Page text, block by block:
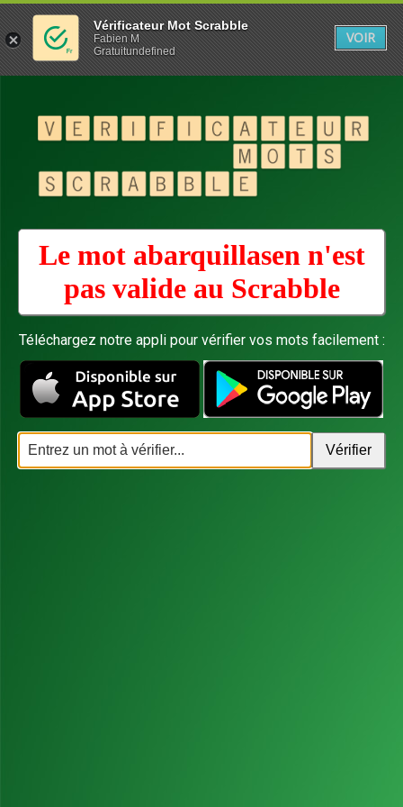
Le mot abarquillasen n'est
pas valide au Scrabble
Téléchargez notre appli pour vérifier vos mots facilement :
Vérificateur Mot Scrabble
Fabien M
Gratuitundefined
VOIR